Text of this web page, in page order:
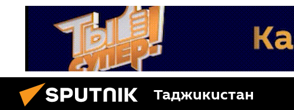
Таджикистан